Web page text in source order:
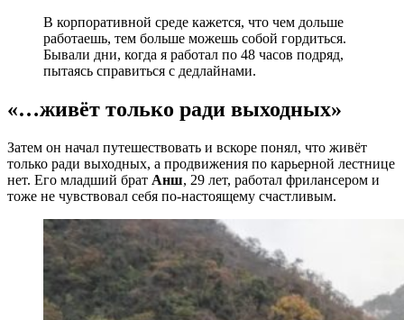
В корпоративной среде кажется, что чем дольше
работаешь, тем больше можешь собой гордиться.
Бывали дни, когда я работал по 48 часов подряд,
пытаясь справиться с дедлайнами.
«…живёт только ради выходных»
Затем он начал путешествовать и вскоре понял, что живёт
только ради выходных, а продвижения по карьерной лестнице
нет. Его младший брат Анш, 29 лет, работал фрилансером и
тоже не чувствовал себя по‑настоящему счастливым.